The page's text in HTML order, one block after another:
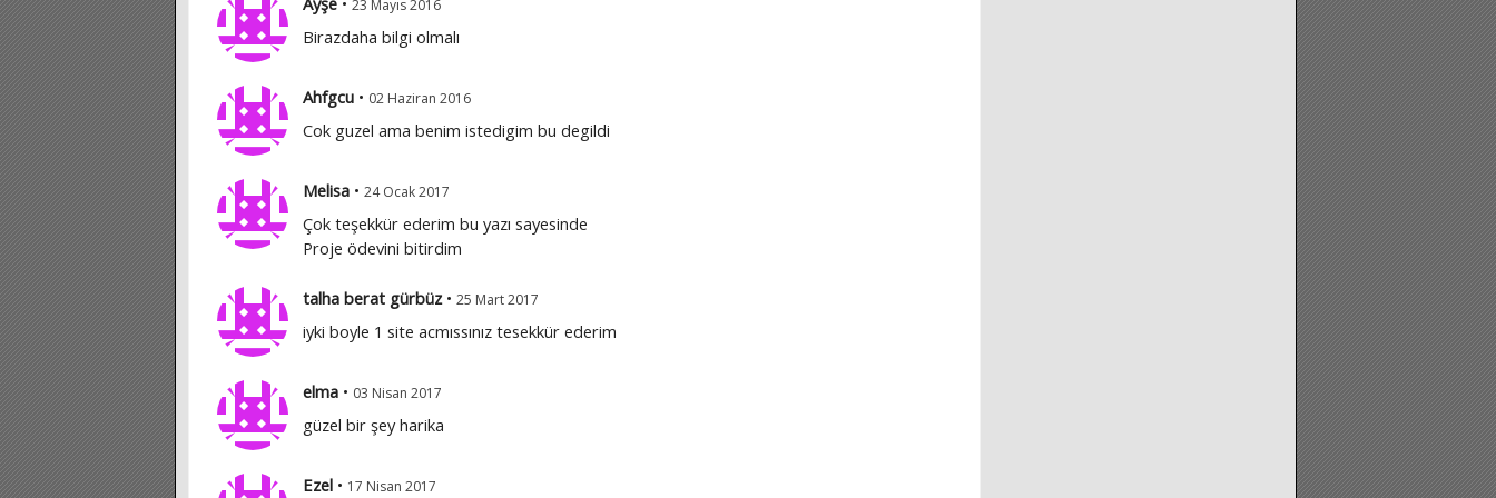
23 Mayıs 2016
Birazdaha bilgi olmalı
Ahfgcu• 02 Haziran 2016
Cok guzel ama benim istedigim bu degildi
Melisa• 24 Ocak 2017
Çok teşekkür ederim bu yazı sayesinde
Proje ödevini bitirdim
talha berat gürbüz• 25 Mart 2017
iyki boyle 1 site acmıssınız tesekkür ederim
elma• 03 Nisan 2017
güzel bir şey harika
Ezel• 17 Nisan 2017